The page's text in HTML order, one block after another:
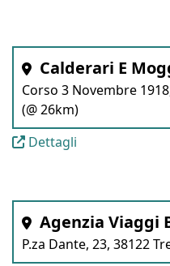
Calderari E
Corso 3 Novembre
(@ 26km)
Dettagli
Agenzia Viaggi
P.za Dante, 23, 38122